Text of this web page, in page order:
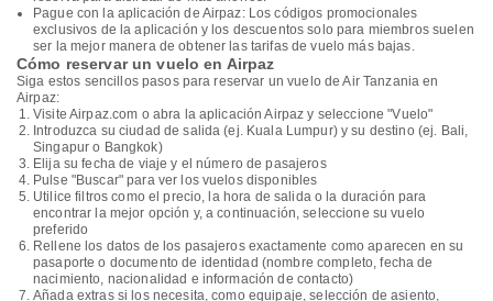
Pague con la aplicación de Airpaz: Los códigos promocionales
exclusivos de la aplicación y los descuentos solo para miembros suelen
ser la mejor manera de obtener las tarifas de vuelo más bajas.
Cómo reservar un vuelo en Airpaz
Siga estos sencillos pasos para reservar un vuelo de Air Tanzania en
Airpaz:
Visite Airpaz.com o abra la aplicación Airpaz y seleccione "Vuelo"
Introduzca su ciudad de salida (ej. Kuala Lumpur) y su destino (ej. Bali,
Singapur o Bangkok)
Elija su fecha de viaje y el número de pasajeros
Pulse "Buscar" para ver los vuelos disponibles
Utilice filtros como el precio, la hora de salida o la duración para
encontrar la mejor opción y, a continuación, seleccione su vuelo
preferido
Rellene los datos de los pasajeros exactamente como aparecen en su
pasaporte o documento de identidad (nombre completo, fecha de
nacimiento, nacionalidad e información de contacto)
Añada extras si los necesita, como equipaje, selección de asiento,